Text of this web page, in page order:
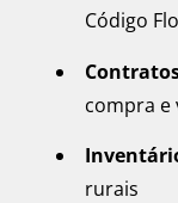
Código
compra e
rurais